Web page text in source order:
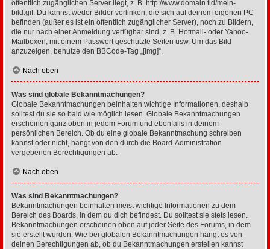
öffentlich zugänglichen Server liegt, z. B. http://www.domain.tld/mein-
bild.gif. Du kannst weder Bilder verlinken, die sich auf deinem eigenen PC
befinden (außer es ist ein öffentlich zugänglicher Server), noch zu Bildern,
die nur nach einer Anmeldung verfügbar sind, z. B. Hotmail- oder Yahoo-
Mailboxen, mit einem Passwort geschützte Seiten usw. Um das Bild
anzuzeigen, benutze den BBCode-Tag „[img]“.
Nach oben
Was sind globale Bekanntmachungen?
Globale Bekanntmachungen beinhalten wichtige Informationen, deshalb
solltest du sie so bald wie möglich lesen. Globale Bekanntmachungen
erscheinen ganz oben in jedem Forum und ebenfalls in deinem
persönlichen Bereich. Ob du eine globale Bekanntmachung schreiben
kannst oder nicht, hängt von den durch die Board-Administration
vergebenen Berechtigungen ab.
Nach oben
Was sind Bekanntmachungen?
Bekanntmachungen beinhalten meist wichtige Informationen zu dem
Bereich des Boards, in dem du dich befindest. Du solltest sie stets lesen.
Bekanntmachungen erscheinen oben auf jeder Seite des Forums, in dem
sie erstellt wurden. Wie bei globalen Bekanntmachungen hängt es von
deinen Berechtigungen ab, ob du Bekanntmachungen erstellen kannst